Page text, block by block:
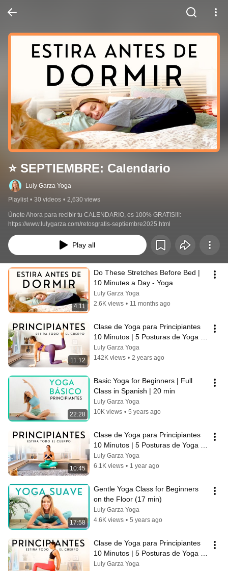
⭐️ SEPTIEMBRE: Calendario
Luly Garza Yoga
Playlist • 30 videos • 2,630 views
Únete Ahora para recibir tu CALENDARIO, es 100% GRATIS!!!:
https://www.lulygarza.com/retosgratis-septiembre2025.html
Play all
4:11
Do These Stretches Before Bed |
10 Minutes a Day - Yoga
Luly Garza Yoga
2.6K views • 11 months ago
11:12
Clase de Yoga para Principiantes
10 Minutos | 5 Posturas de Yoga
para Estirar Todo el Cuerpo
Luly Garza Yoga
142K views • 2 years ago
22:28
Basic Yoga for Beginners | Full
Class in Spanish | 20 min
Luly Garza Yoga
10K views • 5 years ago
10:45
Clase de Yoga para Principiantes
10 Minutos | 5 Posturas de Yoga
para Estirar Todo el Cuerpo
Luly Garza Yoga
6.1K views • 1 year ago
17:58
Gentle Yoga Class for Beginners
on the Floor (17 min)
Luly Garza Yoga
4.6K views • 5 years ago
Clase de Yoga para Principiantes
10 Minutos | 5 Posturas de Yoga
para Estirar Todo el Cuerpo
Luly Garza Yoga